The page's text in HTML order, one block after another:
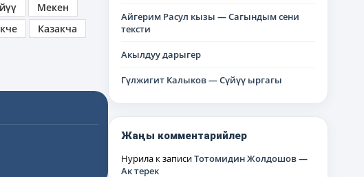
Айгерим Расул кызы — Сагындым сени
тексти
Акылдуу дарыгер
Гүлжигит Калыков — Сүйүү ыргагы
Жаңы комментарийлер
Нурила к записиТотомидин Жолдошов —
Ак терек
Мекен
Казакча